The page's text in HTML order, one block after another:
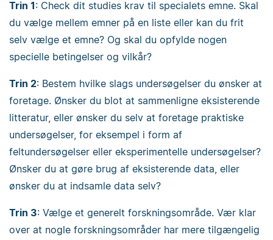
Trin 1: Check dit studies krav til specialets emne. Skal
du vælge mellem emner på en liste eller kan du frit
selv vælge et emne? Og skal du opfylde nogen
specielle betingelser og vilkår?
Trin 2: Bestem hvilke slags undersøgelser du ønsker at
foretage. Ønsker du blot at sammenligne eksisterende
litteratur, eller ønsker du selv at foretage praktiske
undersøgelser, for eksempel i form af
feltundersøgelser eller eksperimentelle undersøgelser?
Ønsker du at gøre brug af eksisterende data, eller
ønsker du at indsamle data selv?
Trin 3: Vælge et generelt forskningsområde. Vær klar
over at nogle forskningsområder har mere tilgængelig